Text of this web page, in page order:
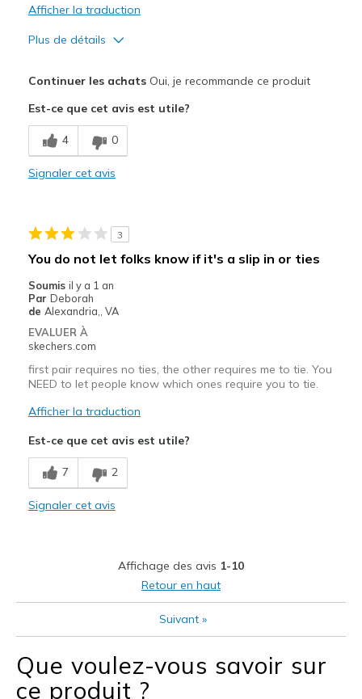
View On Shoes
Shoes are for Wearing
Afficher la traduction
Plus de détails
Comfortable
Durable
gym use
Width
Sizing
View On Shoes
Continuer les achatsOui, je recommande ce produit
Est-ce que cet avis est utile?
4 0
Signaler cet avis
3
You do not let folks know if it's a slip in or ties
Soumis il y a 1 an
Par Deborah
de Alexandria,, VA
EVALUER À
skechers.com
first pair requires no ties, the other requires me to tie. You
NEED to let people know which ones require you to tie.
Afficher la traduction
Est-ce que cet avis est utile?
7 2
Signaler cet avis
Affichage des avis 1-10
Retour en haut
Suivant »
Que voulez-vous savoir sur
ce produit ?